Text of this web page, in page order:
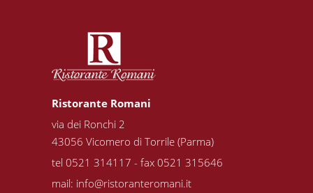
Ristorante Romani
via dei Ronchi 2
43056 Vicomero di Torrile (Parma)
tel 0521 314117 - fax 0521 315646
mail: info@ristoranteromani.it